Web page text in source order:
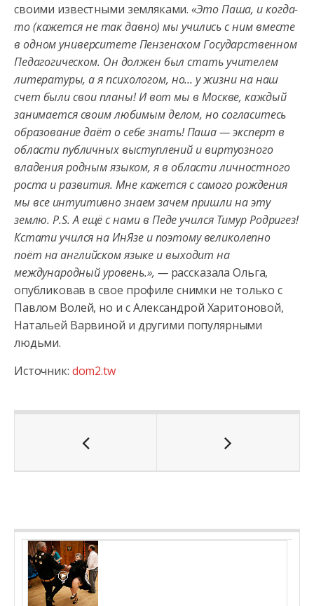
своими известными земляками.«Это Паша, и когда-
то (кажется не так давно) мы учились с ним вместе
в одном университете Пензенском Государственном
Педагогическом. Он должен был стать учителем
литературы, а я психологом, но… у жизни на наш
счет были свои планы! И вот мы в Москве, каждый
занимается своим любимым делом, но согласитесь
образование даёт о себе знать! Паша — эксперт в
области публичных выступлений и виртуозного
владения родным языком, я в области личностного
роста и развития. Мне кажется с самого рождения
мы все интуитивно знаем зачем пришли на эту
землю. P.S. А ещё с нами в Педе учился Тимур Родригез!
Кстати учился на ИнЯзе и поэтому великолепно
поёт на английском языке и выходит на
международный уровень.», — рассказала Ольга,
опубликовав в свое профиле снимки не только с
Павлом Волей, но и с Александрой Харитоновой,
Натальей Варвиной и другими популярными
людьми.
Источник: dom2.tw